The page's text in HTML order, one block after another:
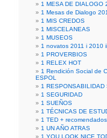
1 MESA DE DIALOGO
1 Mesas de Dialogo
1 MIS CREDOS
1 MISCELANEAS
1 MUSEOS
1 novatos 2011 i 2010 ii
1 PROVERBIOS
1 RELEX HOT
1 Rendición Social de
ESPOL
1 RESPONSABILIDAD
1 SEGURIDAD
1 SUEÑOS
1 TÉCNICAS DE
1 TED + recomendados
1 UN AÑO ATRAS
1 YOU LOOK NICE